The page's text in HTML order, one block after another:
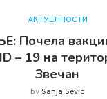
АКТУЕЛНОСТИ
Почела
– 19 на
Звечан
bySanja Sevic